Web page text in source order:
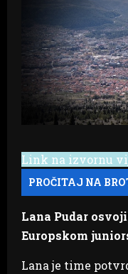
Link na izvornu
Lana Pudar
Europskom
Lana je time